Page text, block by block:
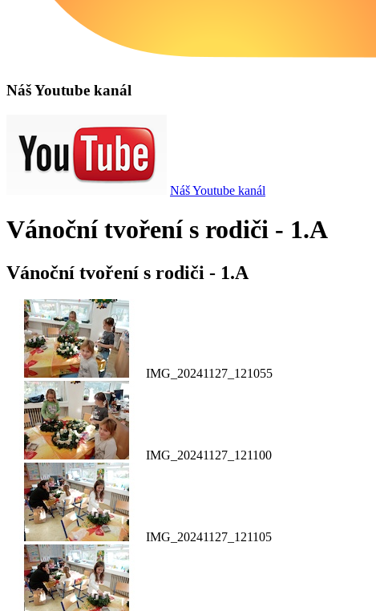
Náš Youtube kanál
Náš Youtube kanál
Vánoční tvoření s rodiči - 1.A
Vánoční tvoření s rodiči - 1.A
IMG_20241127_121055
IMG_20241127_121100
IMG_20241127_121105